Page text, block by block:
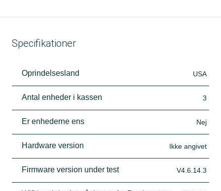
Specifikationer
Oprindelsesland USA
Antal enheder i kassen 3
Er enhederne ens Nej
Hardware version Ikke angivet
Firmware version under test V4.6.14.3